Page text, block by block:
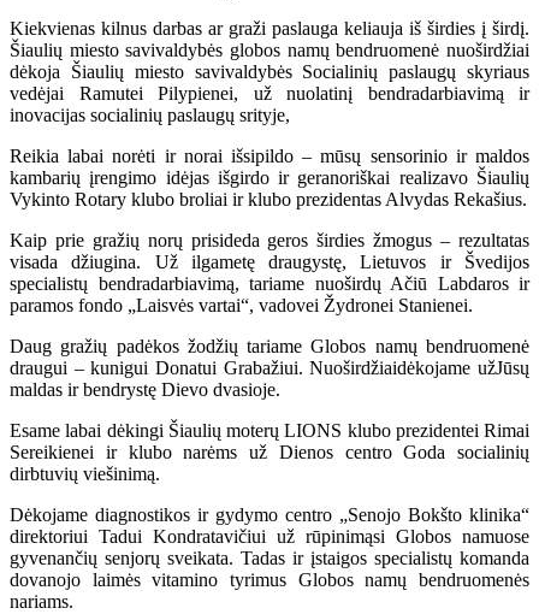
Kiekvienas kilnus darbas ar graži paslauga keliauja iš širdies į širdį.
Šiaulių miesto savivaldybės globos namų bendruomenė nuoširdžiai
dėkoja Šiaulių miesto savivaldybės Socialinių paslaugų skyriaus
vedėjai Ramutei Pilypienei, už nuolatinį bendradarbiavimą ir
inovacijas socialinių paslaugų srityje,
Reikia labai norėti ir norai išsipildo – mūsų sensorinio ir maldos
kambarių įrengimo idėjas išgirdo ir geranoriškai realizavo Šiaulių
Vykinto Rotary klubo broliai ir klubo prezidentas Alvydas Rekašius.
Kaip prie gražių norų prisideda geros širdies žmogus – rezultatas
visada džiugina. Už ilgametę draugystę, Lietuvos ir Švedijos
specialistų bendradarbiavimą, tariame nuoširdų Ačiū Labdaros ir
paramos fondo „Laisvės vartai“, vadovei Žydronei Stanienei.
Daug gražių padėkos žodžių tariame Globos namų bendruomenė
draugui – kunigui Donatui Grabažiui. Nuoširdžiaidėkojame užJūsų
maldas ir bendrystę Dievo dvasioje.
Esame labai dėkingi Šiaulių moterų LIONS klubo prezidentei Rimai
Sereikienei ir klubo narėms už Dienos centro Goda socialinių
dirbtuvių viešinimą.
Dėkojame diagnostikos ir gydymo centro „Senojo Bokšto klinika“
direktoriui Tadui Kondratavičiui už rūpinimąsi Globos namuose
gyvenančių senjorų sveikata. Tadas ir įstaigos specialistų komanda
dovanojo laimės vitamino tyrimus Globos namų bendruomenės
nariams.